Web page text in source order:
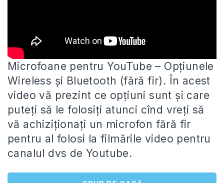
Microfoane pentru YouTube – Opțiunele
Wireless și Bluetooth (fără fir). În acest
video vă prezint ce opțiuni sunt și care
puteți să le folosiți atunci cînd vreți să
vă achiziționați un microfon fără fir
pentru al folosi la filmările video pentru
canalul dvs de Youtube.